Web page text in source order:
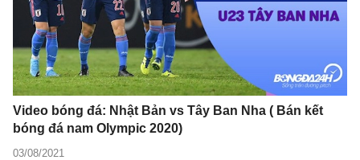
Video bóng đá: Nhật Bản vs Tây Ban Nha ( Bán kết
bóng đá nam Olympic 2020)
03/08/2021